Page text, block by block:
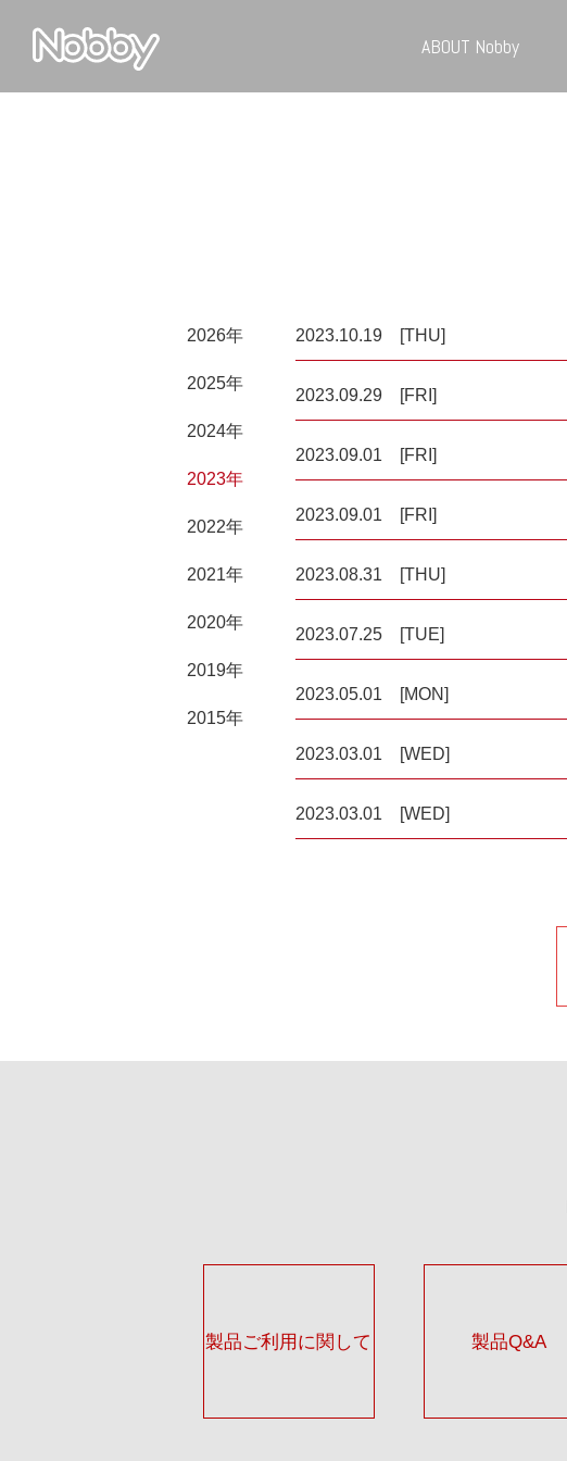
ABOUT Nobby
2023.10.19 [THU]
2023.09.29 [FRI]
2023.09.01 [FRI]
2023.09.01 [FRI]
2023.08.31 [THU]
2023.07.25 [TUE]
2023.05.01 [MON]
2023.03.01 [WED]
2023.03.01 [WED]
2026年
2025年
2024年
2023年
2022年
2021年
2020年
2019年
2015年
製品ご利用に関して 製品Q&A